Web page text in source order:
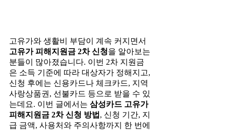
고유가와 생활비 부담이 계속 커지면서
고유가 피해지원금 2차 신청을 알아보는
분들이 많아졌습니다. 이번 2차 지원금
은 소득 기준에 따라 대상자가 정해지고,
신청 후에는 신용카드나 체크카드, 지역
사랑상품권, 선불카드 등으로 받을 수 있
는데요. 이번 글에서는 삼성카드 고유가
피해지원금 2차 신청 방법 , 신청 기간, 지
급 금액, 사용처와 주의사항까지 한 번에